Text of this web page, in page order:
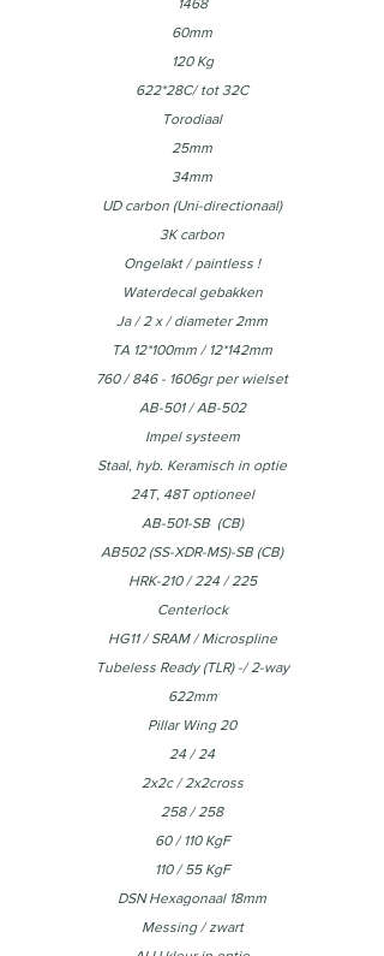
1468
60mm
120 Kg
622*28C/ tot 32C
Torodiaal
25mm
34mm
UD carbon (Uni-directionaal)
3K carbon
Ongelakt / paintless !
Waterdecal gebakken
Ja / 2 x / diameter 2mm
TA 12*100mm / 12*142mm
760 / 846 - 1606gr per wielset
AB-501 / AB-502
Impel systeem
Staal, hyb. Keramisch in optie
24T, 48T optioneel
AB-501-SB (CB)
AB502 (SS-XDR-MS)-SB (CB)
HRK-210 / 224 / 225
Centerlock
HG11 / SRAM / Microspline
Tubeless Ready (TLR) -/ 2-way
622mm
Pillar Wing 20
24 / 24
2x2c / 2x2cross
258 / 258
60 / 110 KgF
110 / 55 KgF
DSN Hexagonaal 18mm
Messing / zwart